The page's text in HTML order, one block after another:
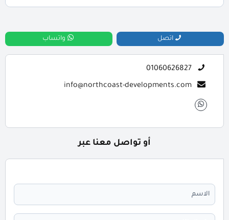
اتصل واتساب
01060626827
info@northcoast-developments.com
أو تواصل معنا عبر